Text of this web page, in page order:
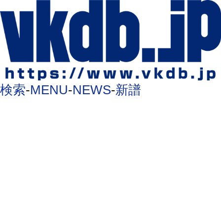
検索-MENU-NEWS-新譜